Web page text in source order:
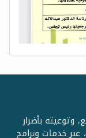
بأضرار
عبر خدمات وبرامج